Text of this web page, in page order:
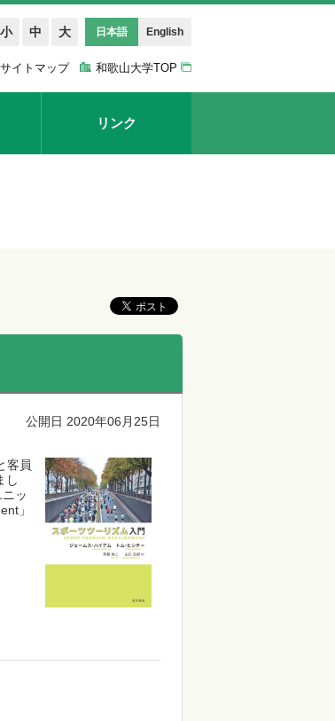
小 中 大 日本語 English
サイトマップ 和歌山大学TOP
リンク
公開日 2020年06月25日
客員
し
ッ
」